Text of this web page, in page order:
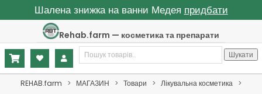
Шалена знижка на ванни Медея придбати
to
content
Rehab.farm — косметика та препарати
Шукати: Шукати
PrimaryREHAB.farm > МАГАЗИН > Товари > Лікувальна косметика >